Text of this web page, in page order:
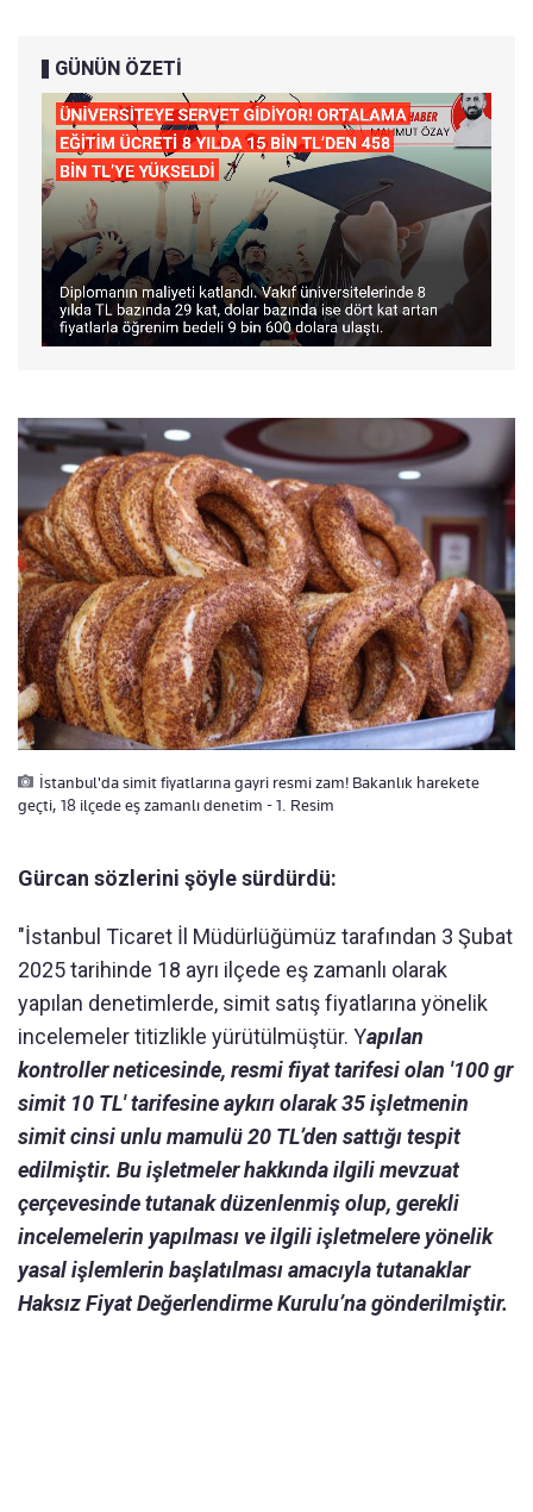
GÜNÜN ÖZETİ
İstanbul'da simit fiyatlarına gayri resmi zam! Bakanlık harekete
geçti, 18 ilçede eş zamanlı denetim - 1. Resim
Gürcan sözlerini şöyle sürdürdü:
"İstanbul Ticaret İl Müdürlüğümüz tarafından 3 Şubat
2025 tarihinde 18 ayrı ilçede eş zamanlı olarak
yapılan denetimlerde, simit satış fiyatlarına yönelik
incelemeler titizlikle yürütülmüştür. Yapılan
kontroller neticesinde, resmi fiyat tarifesi olan '100 gr
simit 10 TL' tarifesine aykırı olarak 35 işletmenin
simit cinsi unlu mamulü 20 TL’den sattığı tespit
edilmiştir. Bu işletmeler hakkında ilgili mevzuat
çerçevesinde tutanak düzenlenmiş olup, gerekli
incelemelerin yapılması ve ilgili işletmelere yönelik
yasal işlemlerin başlatılması amacıyla tutanaklar
Haksız Fiyat Değerlendirme Kurulu’na gönderilmiştir.